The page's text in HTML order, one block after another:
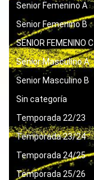
Senior Femenino A
Senior Femenino B
SENIOR FEMENINO C
Senior Masculino A
Senior Masculino B
Sin categoría
Temporada 22/23
Temporada 23/24
Temporada 24/25
Temporada 25/26